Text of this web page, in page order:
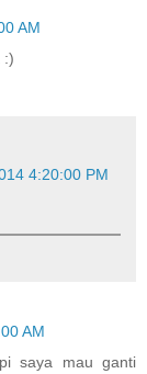
AM
:)
4:20:00 PM
AM
saya mau ganti